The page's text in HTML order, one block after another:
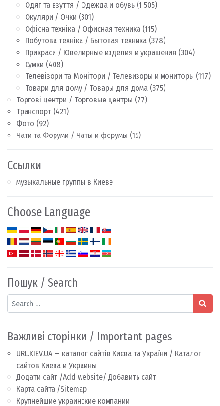
Одяг та взуття / Одежда и обувь (1 505)
Окуляри / Очки (301)
Офісна техніка / Офисная техника (115)
Побутова техніка / Бытовая техника (378)
Прикраси / Ювелирные изделия и украшения (304)
Сумки (408)
Телевізори та Монітори / Телевизоры и мониторы (117)
Товари для дому / Товары для дома (375)
Торгові центри / Торговые центры (77)
Транспорт (421)
Фото (92)
Чати та Форуми / Чаты и форумы (15)
Ссылки
музыкальные группы в Киеве
Choose Language
Пошук / Search
Search
Важливі сторінки / Important pages
URL.KIEV.UA — каталог сайтів Києва та України / Каталог
сайтов Киева и Украины
Додати сайт /Add website/ Добавить сайт
Карта сайта /Sitemap
Крупнейшие украинские компании